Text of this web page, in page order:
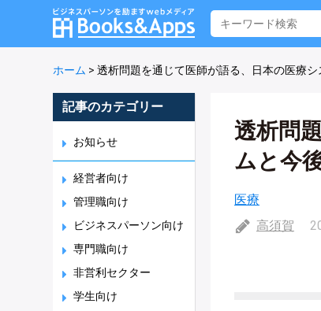
ホーム > 透析問題を通じて医師が語る、日本の医療
記事のカテゴリー
お知らせ
経営者向け
管理職向け
ビジネスパーソン向け
専門職向け
非営利セクター
学生向け
透析問
ムと今
医療
高須賀